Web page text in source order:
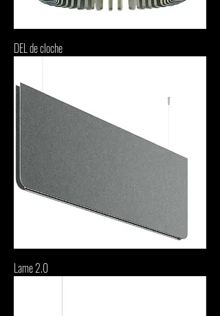
DEL de cloche
Lame 2.0